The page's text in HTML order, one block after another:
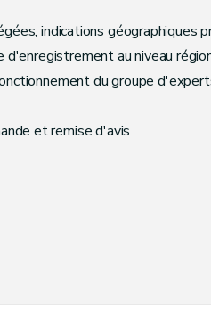
géographiques protégées,
d'enregistrement au niveau
du groupe
et remise d'avis
produits